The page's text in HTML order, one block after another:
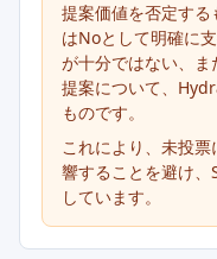
提案価値を否定する
はNoとして明確に
が十分ではない、
提案について、
ものです。
これにより、未投
響することを避け
しています。